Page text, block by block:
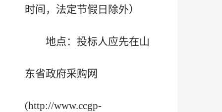
时间，法定节假日除外）
地点：投标人应先在山
东省政府采购网
(http://www.ccgp-